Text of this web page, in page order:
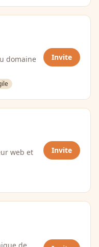
domaine
Invite
web et
Invite